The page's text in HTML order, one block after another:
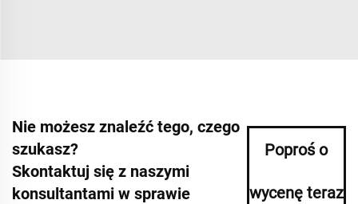
Nie możesz znaleźć tego, czego
szukasz?
Skontaktuj się z naszymi
konsultantami w sprawie
Poproś o
wycenę teraz